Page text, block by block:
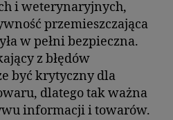
i weterynaryjnych,
przemieszczająca
w pełni bezpieczna.
z błędów
być krytyczny dla
dlatego tak ważna
informacji i towarów.